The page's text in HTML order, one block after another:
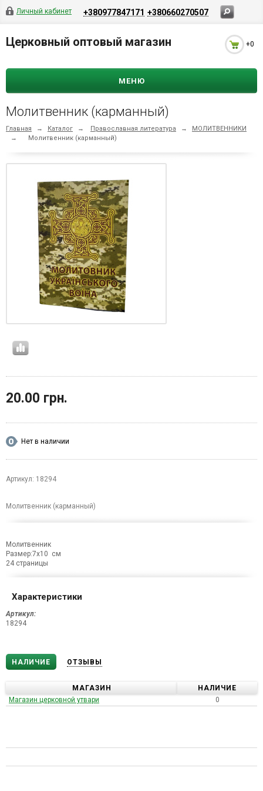
Личный кабинет +380977847171 +380660270507
Церковный оптовый магазин +0
МЕНЮ
Молитвенник (карманный)
Главная → Каталог → Православная литература →
МОЛИТВЕННИКИ
→
Молитвенник (карманный)
20.00 грн.
Нет в наличии
Артикул: 18294
Молитвенник (карманный)
Молитвенник
Размер:7х10 см
24 страницы
Характеристики
Артикул:
18294
НАЛИЧИЕ ОТЗЫВЫ
МАГАЗИН
НАЛИЧИЕ
Магазин церковной утвари
0